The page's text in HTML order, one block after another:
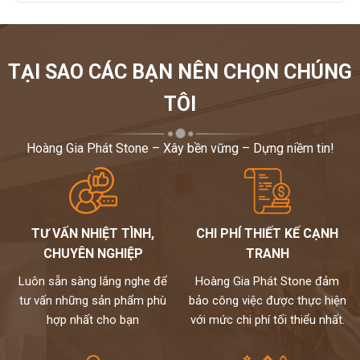
Khách hàng có nhu cầu thiết kế - thi công đá hoa cương cũng
như cần tư vấn về các sản phẩm đá ốp bậc cấp vui lòng liên hệ
0972101656. Rất mong được hợp tác góp phần làm đẹp cho
ngôi nhà của các bạn.
TẠI SAO CÁC BẠN NÊN CHỌN CHÚNG
TÔI
Hoàng Gia Phát Stone – Xây bền vững – Dựng niềm tin!
TƯ VẤN NHIỆT TÌNH,
CHUYÊN NGHIỆP
Luôn sẵn sàng lắng nghe để
tư vấn những sản phẩm phù
hợp nhất cho bạn
CHI PHÍ THIẾT KẾ CẠNH
TRANH
Hoàng Gia Phát Stone đảm
bảo công việc được thực hiện
với mức chi phí tối thiểu nhất.